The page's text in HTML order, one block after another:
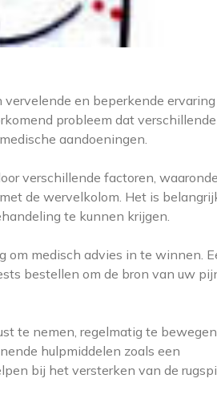
en beperkende
probleem dat verschillende
aandoeningen.
verschillende factoren,
de wervelkolom. Het is
te kunnen krijgen.
om medisch advies in te winnen.
bestellen om de bron van uw
te nemen, regelmatig te
hulpmiddelen zoals een
bij het versterken van de